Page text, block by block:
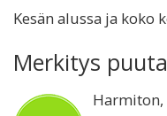
Kesän alussa ja koko
Merkitys
Harmiton,